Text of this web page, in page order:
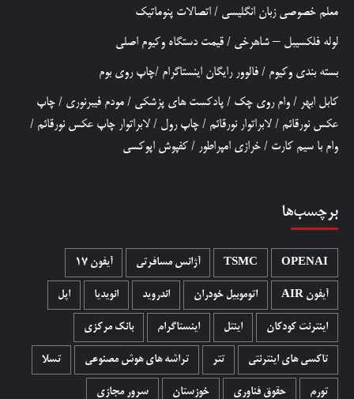
معلم خصوصی زبان انگلیسی / اتصالات پنوماتیک
لوله فلکسیبل – شاهرخی / قیمت دستگاه وکیوم اصلی
بسته بندی وکیوم / فالوور رایگان اینستاگرام /چاپ روی بوم
کابل ابهر / وام روی چک / پادکست های پزشکی / مودم فیبرنوری / چاپ
عکس نورقائم / لابراتوار نورقائم / چاپ رول / لابراتوار چاپ عکس نورقائم /
وام با سیم کارت / خرازی امپراطور / کفپوش اپوکسی
برچسب‌ها
OPENAI
TSMC آژانس مسافرتی آیفون 17
آیفون AIR اتوموبیل خودران اندروید انویدیا اپل
اینترنت کودکان اینتل اینستاگرام بانک مرکزی
تاکسی های اینترنتی تتر تراشه های هوش مصنوعی تسلا
تورم حقوق فناوری خوزستان سرور مجازی